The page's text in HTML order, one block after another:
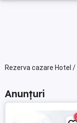
Rezerva cazare Hotel
Anunțuri